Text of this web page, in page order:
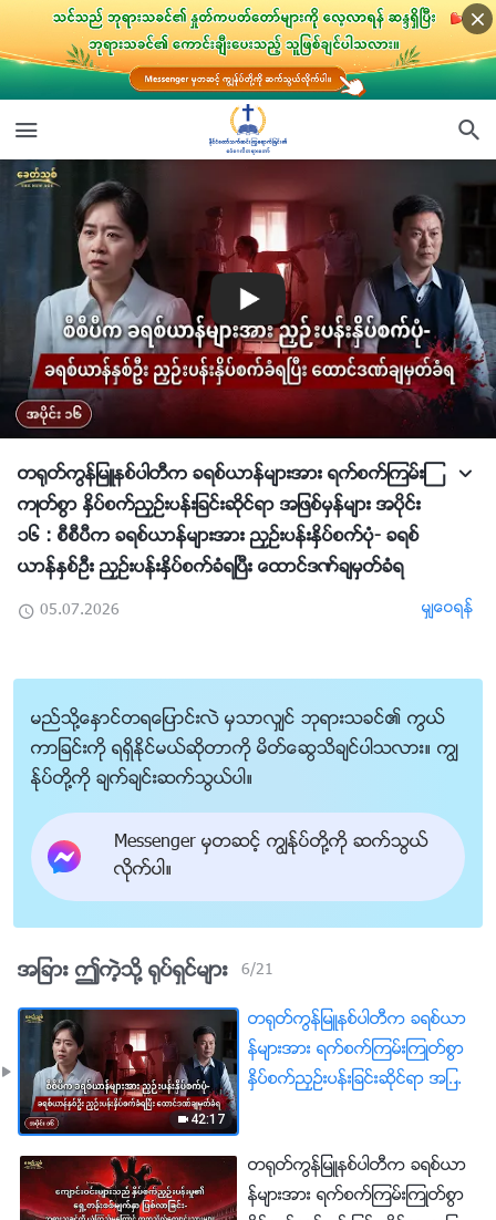
တ႐ုတ္ကြန္ျမဴနစ္ပါတီက ခရစ္ယာန္မ်ားအား ရက္စက္ၾကမ္းၾ
ကဳတ္စြာ ႏွိပ္စက္ညႇဥ္းပန္းျခင္းဆိုင္ရာ အျဖစ္မွန္မ်ား အပိုင္း
၁၆ : စီစီပီက ခရစ္ယာန္မ်ားအား ညႇဥ္းပန္းႏွိပ္စက္ပုံ- ခရစ္
ယာန္ႏွစ္ဦး ညႇဥ္းပန္းႏွိပ္စက္ခံရၿပီး ေထာင္ဒဏ္ခ်မွတ္ခံရ
05.07.2026 မွ်ေဝရန္
မည္သို႔ေႏွာင္တရေျပာင္းလဲ မွသာလွ်င္ ဘုရားသခင္၏ ကြယ္
ကာျခင္းကို ရရွိႏိုင္မယ္ဆိုတာကို မိတ္ေဆြသိခ်င္ပါသလား။ ကြၽ
န္ုပ္တို႔ကို ခ်က္ခ်င္းဆက္သြယ္ပါ။
Messenger မွတဆင့္ ကြၽန္ုပ္တို႔ကို ဆက္သြယ္
လိုက္ပါ။
အျခား ဤကဲ့သို႔ ႐ုပ္ရွင္မ်ား 6/21
42:17
တ႐ုတ္ကြန္ျမဴနစ္ပါတီက ခရစ္ယာ
န္မ်ားအား ရက္စက္ၾကမ္းၾကဳတ္စြာ
ႏွိပ္စက္ညႇဥ္းပန္းျခင္းဆိုင္ရာ အျဖစ္
ခရစ္ယာန္ႏွစ္ဦး ညႇဥ္းပန္းႏွိပ္စက္ခံ
ရၿပီး ေထာင္ဒဏ္ခ်မွတ္ခံရ
တ႐ုတ္ကြန္ျမဴနစ္ပါတီက ခရစ္ယာ
န္မ်ားအား ရက္စက္ၾကမ္းၾကဳတ္စြာ